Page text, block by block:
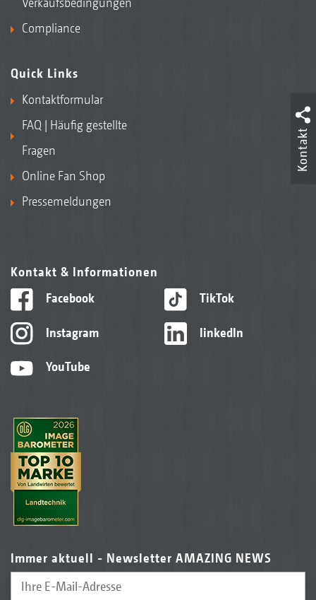
Compliance
Quick Links
Kontaktformular
FAQ | Häufig gestellte
Fragen
Online Fan Shop
Pressemeldungen
Kontakt & Informationen
Facebook
Instagram
YouTube
TikTok
linkedIn
Immer aktuell - Newsletter AMAZING NEWS
Kontakt